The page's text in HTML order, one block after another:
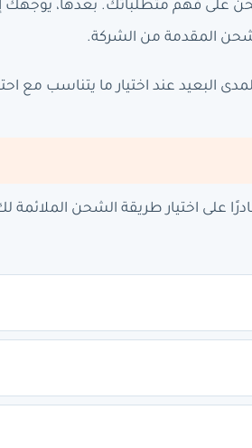
على فهم متطلباتك. بعدها، يوجهك
المقدمة من الشركة.
البعيد عند اختيار ما يتناسب مع
على اختيار طريقة الشحن الملائمة